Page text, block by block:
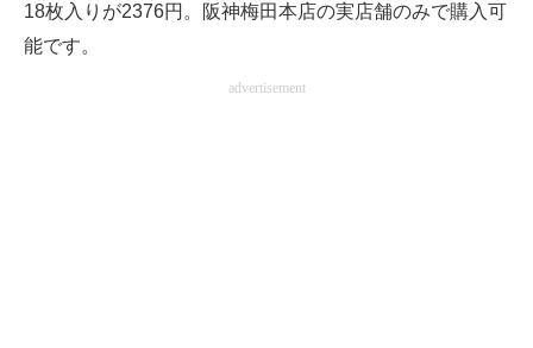
18枚入りが2376円。阪神梅田本店の実店舗のみで購入可
能です。
advertisement